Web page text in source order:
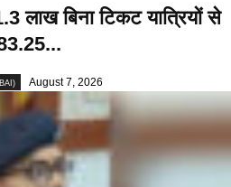
लाख बिना टिकट यात्रियों से
August 7, 2026